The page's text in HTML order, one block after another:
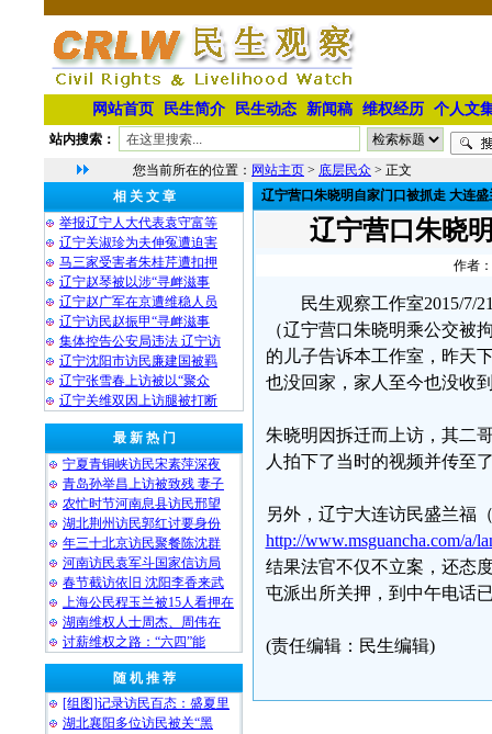
网站首页 民生简介 民生动态 新闻稿 维权经历 个人文
站内搜索：
您当前所在的位置： 网站主页 > 底层民众 > 正文
相 关 文 章
举报辽宁人大代表袁守富等
辽宁关淑珍为夫伸冤遭迫害
马三家受害者朱桂芹遭扣押
辽宁赵琴被以涉“寻衅滋事
辽宁赵广军在京遭维稳人员
辽宁访民赵振甲“寻衅滋事
集体控告公安局违法 辽宁访
辽宁沈阳市访民廉建国被羁
辽宁张雪春上访被以“聚众
辽宁关维双因上访腿被打断
最 新 热 门
宁夏青铜峡访民宋素萍深夜
青岛孙举昌上访被致残 妻子
农忙时节河南息县访民邢望
湖北荆州访民郭红讨要身份
年三十北京访民聚餐陈沈群
河南访民袁军斗国家信访局
春节截访依旧 沈阳李香来武
上海公民程玉兰被15人看押在
湖南维权人士周杰、周伟在
讨薪维权之路：“六四”能
随 机 推 荐
[组图]记录访民百态：盛夏里
湖北襄阳多位访民被关“黑
辽宁营口朱晓明自家门口被抓走 大连
辽宁营口朱晓
作者
民生观察工作室2015/7/
（辽宁营口朱晓明乘公交被
的儿子告诉本工作室，昨天
也没回家，家人至今也没收
朱晓明因拆迁而上访，其二
人拍下了当时的视频并传至
另外，辽宁大连访民盛兰福
http://www.msguancha.com/a/
结果法官不仅不立案，还态
屯派出所关押，到中午电话
(责任编辑：民生编辑)